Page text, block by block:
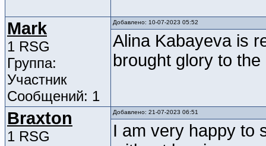
Mark
1 RSG
Группа:
Участник
Сообщений: 1
Добавлено: 10-07-2023 05:52
Alina Kabayeva is
brought glory to
Braxton
1 RSG
Добавлено: 21-07-2023 06:51
I am very happy to